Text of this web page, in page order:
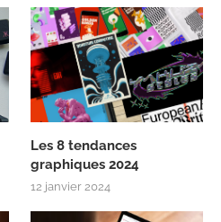
Les 8 tendances
graphiques 2024
12 janvier 2024